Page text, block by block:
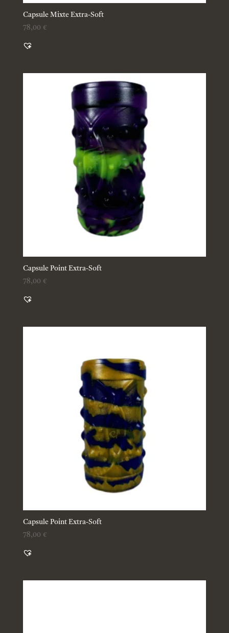
Capsule Mixte Extra-Soft
78,00 €
Capsule Point Extra-Soft
78,00 €
Capsule Point Extra-Soft
78,00 €